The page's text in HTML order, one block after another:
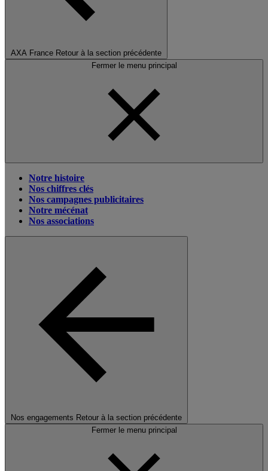
AXA France Retour à la section précédente
Fermer le menu principal
Notre histoire
Nos chiffres clés
Nos campagnes publicitaires
Notre mécénat
Nos associations
Nos engagements Retour à la section précédente
Fermer le menu principal